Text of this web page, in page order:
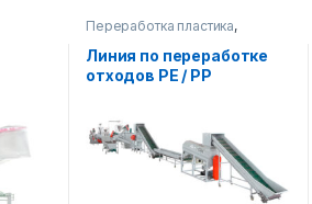
Переработка пластика,
Оборудование для
переработки
Линия по переработке
отходов PE / PP